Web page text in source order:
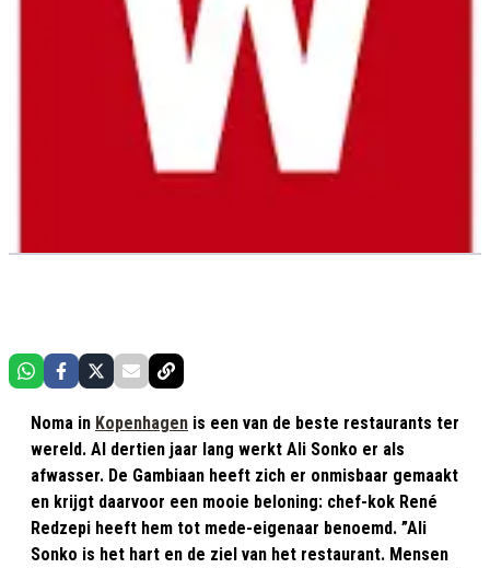
Noma in Kopenhagen is een van de beste restaurants ter
wereld. Al dertien jaar lang werkt Ali Sonko er als
afwasser. De Gambiaan heeft zich er onmisbaar gemaakt
en krijgt daarvoor een mooie beloning: chef-kok René
Redzepi heeft hem tot mede-eigenaar benoemd. ”Ali
Sonko is het hart en de ziel van het restaurant. Mensen